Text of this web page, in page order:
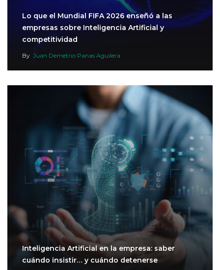
Lo que el Mundial FIFA 2026 enseñó a las
empresas sobre Inteligencia Artificial y
competitividad
By Juan Demetrio Panas Aguilera
Inteligencia Artificial en la empresa: saber
cuándo insistir… y cuándo detenerse